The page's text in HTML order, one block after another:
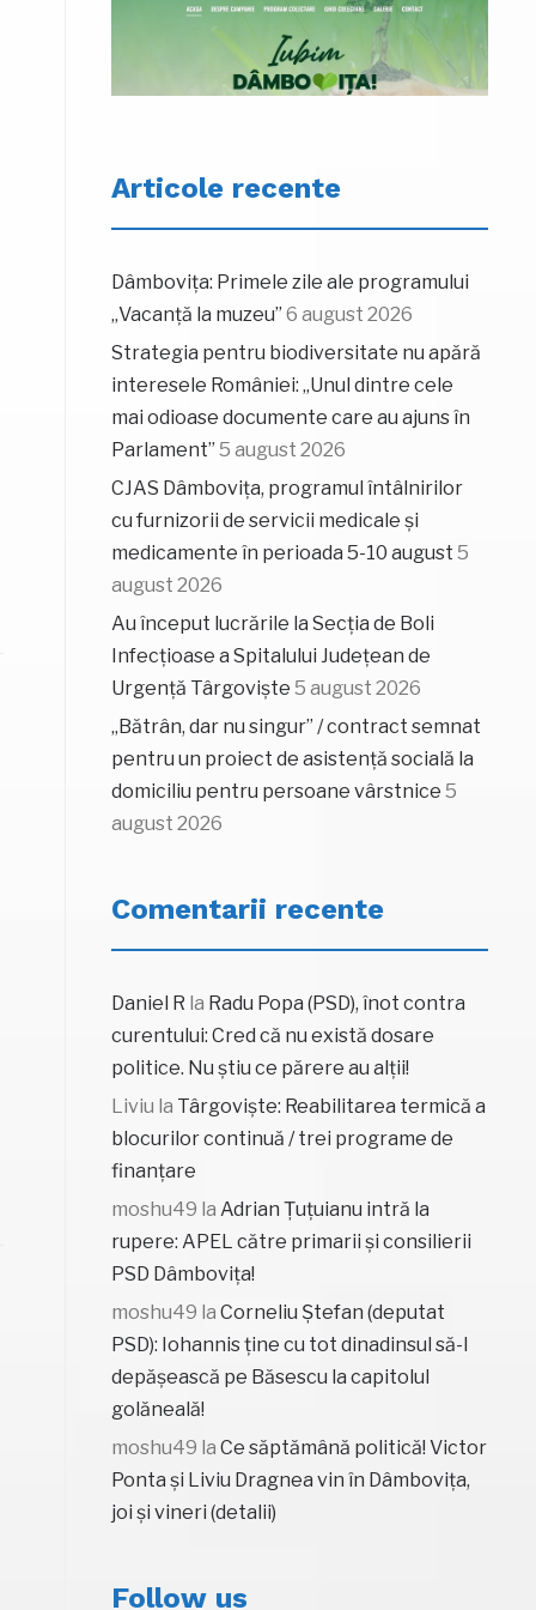
Articole recente
Dâmbovița: Primele zile ale programului
„Vacanță la muzeu” 6 august 2026
Strategia pentru biodiversitate nu apără
interesele României: „Unul dintre cele
mai odioase documente care au ajuns în
Parlament” 5 august 2026
CJAS Dâmbovița, programul întâlnirilor
cu furnizorii de servicii medicale și
medicamente în perioada 5-10 august 5
august 2026
Au început lucrările la Secția de Boli
Infecțioase a Spitalului Județean de
Urgență Târgoviște 5 august 2026
„Bătrân, dar nu singur” / contract semnat
pentru un proiect de asistență socială la
domiciliu pentru persoane vârstnice 5
august 2026
Comentarii recente
Daniel R la Radu Popa (PSD), înot contra
curentului: Cred că nu există dosare
politice. Nu știu ce părere au alții!
Liviu la Târgoviște: Reabilitarea termică a
blocurilor continuă / trei programe de
finanțare
moshu49 la Adrian Țuțuianu intră la
rupere: APEL către primarii și consilierii
PSD Dâmbovița!
moshu49 la Corneliu Ștefan (deputat
PSD): Iohannis ține cu tot dinadinsul să-l
depășească pe Băsescu la capitolul
golăneală!
moshu49 la Ce săptămână politică! Victor
Ponta și Liviu Dragnea vin în Dâmbovița,
joi și vineri (detalii)
Follow us